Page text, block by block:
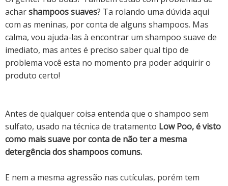
acharshampoos suaves? Ta rolando uma dúvida aqui
com as meninas, por conta de alguns shampoos. Mas
calma, vou ajuda-las à encontrar um shampoo suave de
imediato, mas antes é preciso saber qual tipo de
problema você esta no momento pra poder adquirir o
produto certo!
Antes de qualquer coisa entenda que o shampoo sem
sulfato, usado na técnica de tratamento Low Poo, é visto
como mais suave por conta de não ter a mesma
detergência dos shampoos comuns.
E nem a mesma agressão nas cutículas, porém tem